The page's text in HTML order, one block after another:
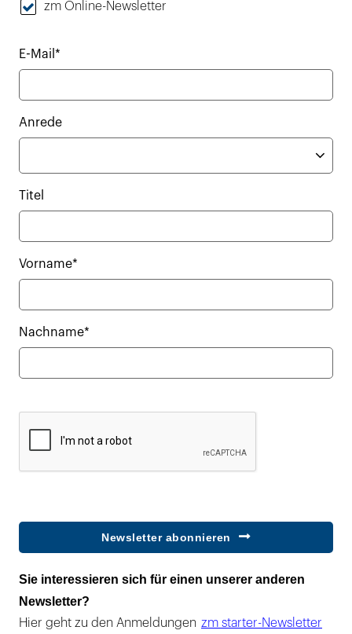
zm Online-Newsletter
E-Mail*
Anrede
Titel
Vorname*
Nachname*
Newsletter abonnieren
Sie interessieren sich für einen unserer anderen
Newsletter?
Hier geht zu den Anmeldungen zm starter-Newsletter